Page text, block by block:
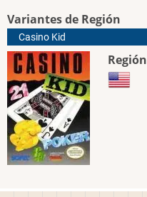
Variantes de Región
Casino Kid
Región